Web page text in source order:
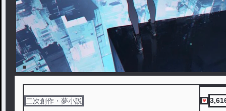
二次創作・夢小説